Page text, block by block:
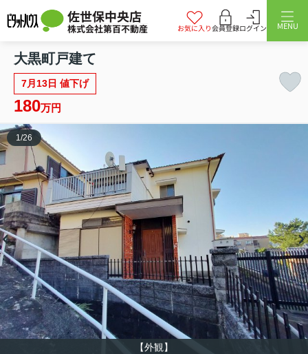
佐世保中央店
株式会社第百不動産 お気に入り会員登録ログイン MENU
大黒町戸建て
7月13日 値下げ
180万円
【外観】
1 /26